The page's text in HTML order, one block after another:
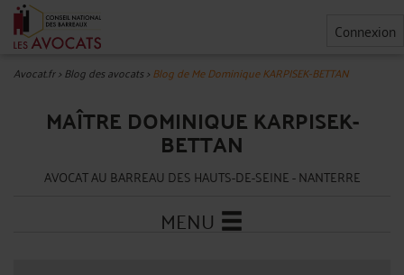
Connexion
Avocat.fr>Blog des avocats>Blog de Me Dominique KARPISEK-BETTAN
MAÎTRE DOMINIQUE KARPISEK-
BETTAN
AVOCAT AU BARREAU DES HAUTS-DE-SEINE - NANTERRE
MENU